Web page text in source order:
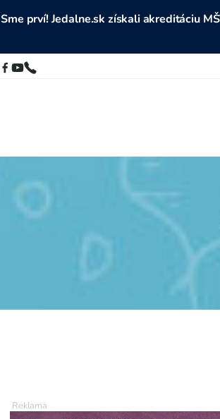
Sme prví! Jedalne.sk získali akreditáciu